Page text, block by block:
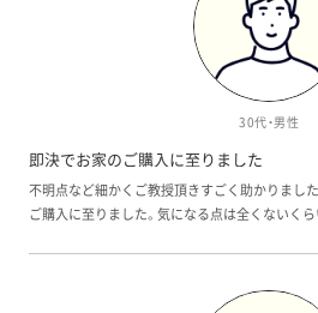
30代・男性
即決でお家のご購入に至りました
不明点など細かくご教授頂きすごく助かりまし
ご購入に至りました。気になる点は全くないくら